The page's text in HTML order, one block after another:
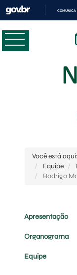
COMUNICA
Você está aqui:
Equipe
Rodrigo
Apresentação
Organograma
Equipe